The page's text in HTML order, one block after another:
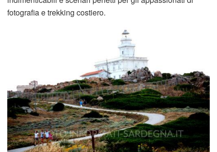
fotografia e trekking costiero.